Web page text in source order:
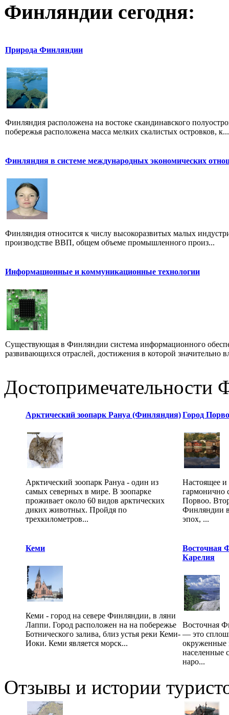
Финляндии сегодня:
Природа Финляндии
Финляндия расположена на востоке скандинавского
побережья расположена масса мелких скалистых островков, к...
Финляндия в системе международных экономических
Финляндия относится к числу высокоразвитых малых
производстве ВВП, общем объеме промышленного произ...
Информационные и коммуникационные технологии
Существующая в Финляндии система информацион­ного
развивающихся отрас­лей, достижения в которой значительно
Достопримечательности
Арктический зоопарк Рануа (Финляндия)
Арктический зоопарк Рануа - один из
самых северных в мире. В зоопарке
проживает около 60 видов арктических
диких животных. Пройдя по
трехкилометров...
Город
Настоящее
гармонично
Порвоо.
Финляндии
эпох, ...
Кеми
Кеми - город на севере Финляндии, в ляни
Лаппи. Город расположен на на побережье
Ботнического залива, близ устья реки Кеми-
Иоки. Кеми является морск...
Восточная
Карелия
Восточная
— это
окруженные
населенные
наро...
Отзывы и истории